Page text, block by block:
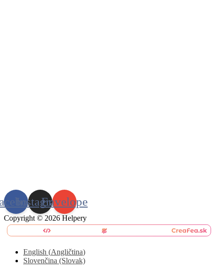
InstagramEnvelope
Copyright © 2026 Helpery
English (Angličtina)
Slovenčina (Slovak)